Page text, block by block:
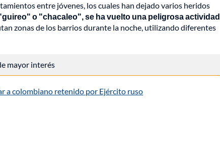
entre jóvenes, los cuales han dejado varios heridos
o "chacaleo", se ha vuelto una peligrosa actividad
zonas de los barrios durante la noche, utilizando diferentes
mayor interés
a colombiano retenido por Ejército ruso